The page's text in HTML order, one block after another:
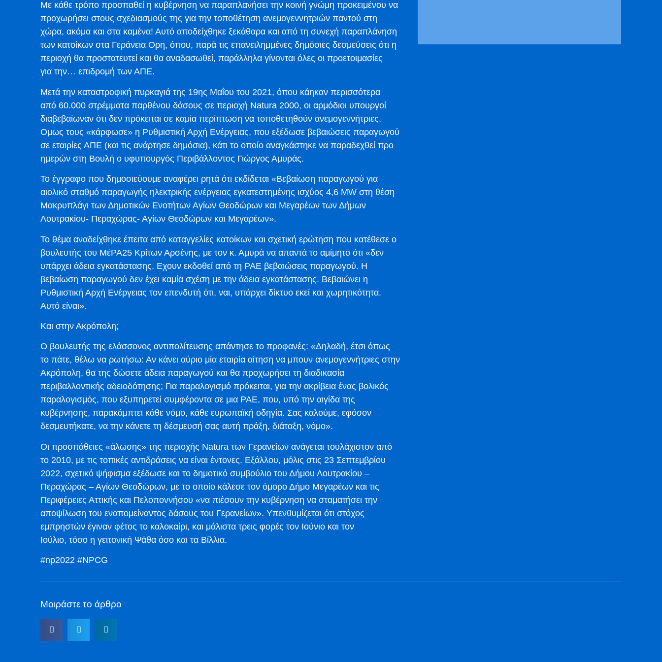
Με κάθε τρόπο προσπαθεί η κυβέρνηση να παραπλανήσει την κοινή γνώμη προκειμένου να
προχωρήσει στους σχεδιασμούς της για την τοποθέτηση ανεμογεννητριών παντού στη
χώρα, ακόμα και στα καμένα! Αυτό αποδείχθηκε ξεκάθαρα και από τη συνεχή παραπλάνηση
των κατοίκων στα Γεράνεια Ορη, όπου, παρά τις επανειλημμένες δημόσιες δεσμεύσεις ότι η
περιοχή θα προστατευτεί και θα αναδασωθεί, παράλληλα γίνονται όλες οι προετοιμασίες
για την… επιδρομή των ΑΠΕ.
Μετά την καταστροφική πυρκαγιά της 19ης Μαΐου του 2021, όπου κάηκαν περισσότερα
από 60.000 στρέμματα παρθένου δάσους σε περιοχή Natura 2000, οι αρμόδιοι υπουργοί
διαβεβαίωναν ότι δεν πρόκειται σε καμία περίπτωση να τοποθετηθούν ανεμογεννήτριες.
Ομως τους «κάρφωσε» η Ρυθμιστική Αρχή Ενέργειας, που εξέδωσε βεβαιώσεις παραγωγού
σε εταιρίες ΑΠΕ (και τις ανάρτησε δημόσια), κάτι το οποίο αναγκάστηκε να παραδεχθεί προ
ημερών στη Βουλή ο υφυπουργός Περιβάλλοντος Γιώργος Αμυράς.
Το έγγραφο που δημοσιεύουμε αναφέρει ρητά ότι εκδίδεται «Βεβαίωση παραγωγού για
αιολικό σταθμό παραγωγής ηλεκτρικής ενέργειας εγκατεστημένης ισχύος 4,6 MW στη θέση
Μακρυπλάγι των Δημοτικών Ενοτήτων Αγίων Θεοδώρων και Μεγαρέων των Δήμων
Λουτρακίου- Περαχώρας- Αγίων Θεοδώρων και Μεγαρέων».
Το θέμα αναδείχθηκε έπειτα από καταγγελίες κατοίκων και σχετική ερώτηση που κατέθεσε ο
βουλευτής του ΜέΡΑ25 Κρίτων Αρσένης, με τον κ. Αμυρά να απαντά το αμίμητο ότι «δεν
υπάρχει άδεια εγκατάστασης. Εχουν εκδοθεί από τη ΡΑΕ βεβαιώσεις παραγωγού. Η
βεβαίωση παραγωγού δεν έχει καμία σχέση με την άδεια εγκατάστασης. Βεβαιώνει η
Ρυθμιστική Αρχή Ενέργειας τον επενδυτή ότι, ναι, υπάρχει δίκτυο εκεί και χωρητικότητα.
Αυτό είναι».
Και στην Ακρόπολη;
Ο βουλευτής της ελάσσονος αντιπολίτευσης απάντησε το προφανές: «Δηλαδή, έτσι όπως
το πάτε, θέλω να ρωτήσω: Αν κάνει αύριο μία εταιρία αίτηση να μπουν ανεμογεννήτριες στην
Ακρόπολη, θα της δώσετε άδεια παραγωγού και θα προχωρήσει τη διαδικασία
περιβαλλοντικής αδειοδότησης; Για παραλογισμό πρόκειται, για την ακρίβεια ένας βολικός
παραλογισμός, που εξυπηρετεί συμφέροντα σε μια ΡΑΕ, που, υπό την αιγίδα της
κυβέρνησης, παρακάμπτει κάθε νόμο, κάθε ευρωπαϊκή οδηγία. Σας καλούμε, εφόσον
δεσμευτήκατε, να την κάνετε τη δέσμευσή σας αυτή πράξη, διάταξη, νόμο».
Οι προσπάθειες «άλωσης» της περιοχής Natura των Γερανείων ανάγεται τουλάχιστον από
το 2010, με τις τοπικές αντιδράσεις να είναι έντονες. Εξάλλου, μόλις στις 23 Σεπτεμβρίου
2022, σχετικό ψήφισμα εξέδωσε και το δημοτικό συμβούλιο του Δήμου Λουτρακίου –
Περαχώρας – Αγίων Θεοδώρων, με το οποίο κάλεσε τον όμορο Δήμο Μεγαρέων και τις
Περιφέρειες Αττικής και Πελοποννήσου «να πιέσουν την κυβέρνηση να σταματήσει την
αποψίλωση του εναπομείναντος δάσους του Γερανείων». Υπενθυμίζεται ότι στόχος
εμπρηστών έγιναν φέτος το καλοκαίρι, και μάλιστα τρεις φορές τον Ιούνιο και τον
Ιούλιο, τόσο η γειτονική Ψάθα όσο και τα Βίλλια.
#np2022 #NPCG
Μοιράστε το άρθρο